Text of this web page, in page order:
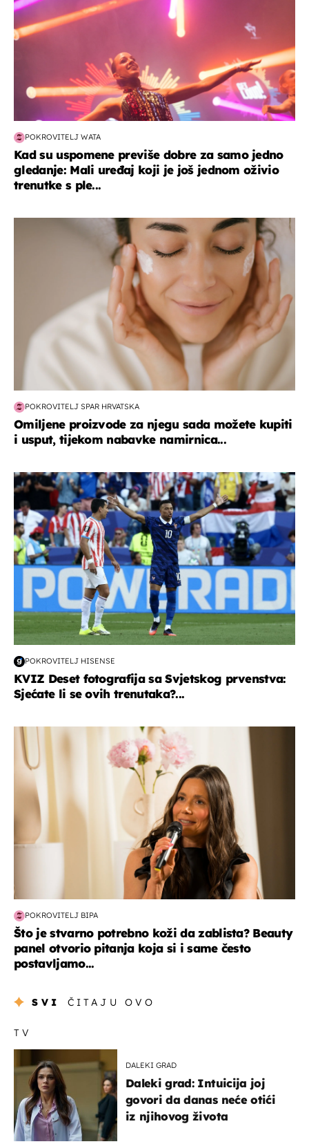
POKROVITELJ WATA
Kad su uspomene previše dobre za samo jedno
gledanje: Mali uređaj koji je još jednom oživio
trenutke s ple...
moda & ljepota
POKROVITELJ SPAR HRVATSKA
Omiljene proizvode za njegu sada možete kupiti
i usput, tijekom nabavke namirnica...
svjetsko prvenstvo 2026
POKROVITELJ HISENSE
KVIZ Deset fotografija sa Svjetskog prvenstva:
Sjećate li se ovih trenutaka?...
moda & ljepota
POKROVITELJ BIPA
Što je stvarno potrebno koži da zablista? Beauty
panel otvorio pitanja koja si i same često
postavljamo...
SVI ČITAJU OVO
TV
DALEKI GRAD
Daleki grad: Intuicija joj
govori da danas neće otići
iz njihovog života